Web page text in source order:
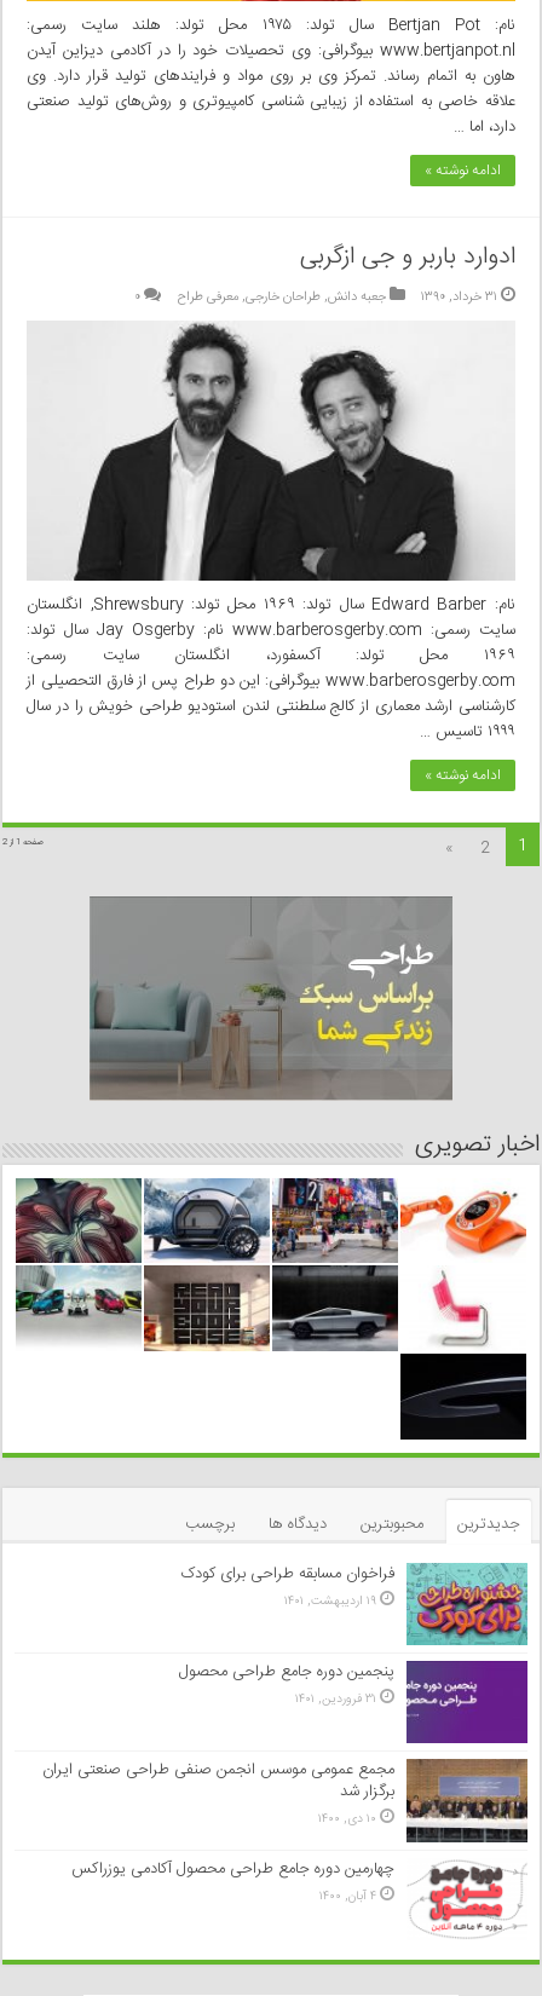
نام: Bertjan Pot سال تولد: ۱۹۷۵ محل تولد: هلند سایت رسمی:
www.bertjanpot.nl بیوگرافی: وی تحصیلات خود را در آکادمی دیزاین آیدن
هاون به اتمام رساند. تمرکز وی بر روی مواد و فرایند‌های تولید قرار دارد. وی
علاقه خاصی‌ به استفاده از زیبایی شناسی‌ کامپیوتری و روش‌های تولید صنعتی
دارد، اما …
ادامه نوشته »
ادوارد باربر و جی ازگربی
۳۱ خرداد, ۱۳۹۰ جعبه دانش,طراحان خارجی,معرفی طراح ۰
نام: Edward Barber سال تولد: ۱۹۶۹ محل تولد: Shrewsbury, انگلستان
سایت رسمی: www.barberosgerby.com نام: Jay Osgerby سال تولد:
۱۹۶۹ محل تولد: آکسفورد، انگلستان سایت رسمی:
www.barberosgerby.com بیوگرافی: این دو طراح پس از فارق التحصیلی از
کارشناسی ارشد معماری از کالج سلطنتی لندن استودیو طراحی خویش را در سال
۱۹۹۹ تاسیس …
ادامه نوشته »
صفحه 1 از 2 1
2
»
اخبار تصویری
جدیدترین محبوبترین دیدگاه ها
برچسب
فراخوان مسابقه طراحی برای کودک
۱۹ اردیبهشت, ۱۴۰۱
پنجمین دوره جامع طراحی محصول
۳۱ فروردین, ۱۴۰۱
مجمع عمومی موسس انجمن صنفی طراحی صنعتی ایران
برگزار شد
۱۰ دی, ۱۴۰۰
چهارمین دوره جامع طراحی محصول آکادمی یوزراکس
۴ آبان, ۱۴۰۰